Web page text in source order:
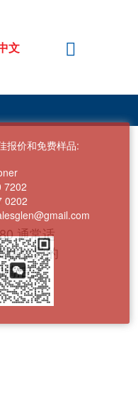
文
通常适
供优异的
清洁。
报价和免费样品:
7202
0202